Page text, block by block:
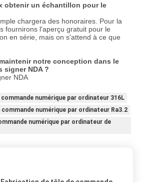
obtenir un échantillon pour le
chargera des honoraires. Pour la
fournirons l'aperçu gratuit pour le
en série, mais on s'attend à ce que
notre conception dans le
signer NDA ?
NDA
numérique par ordinateur 316L
numérique par ordinateur Ra3.2
numérique par ordinateur de